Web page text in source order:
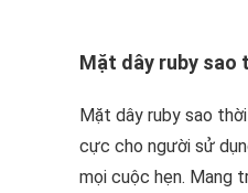
Mặt dây ruby sao
Mặt dây ruby sao
cực cho người sử
mọi cuộc hẹn. Mang